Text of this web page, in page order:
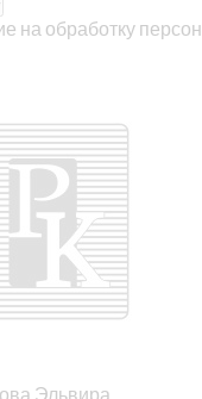
на обработку
Эльвира